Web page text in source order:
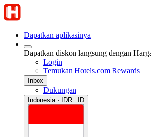
Dapatkan aplikasinya
Dapatkan diskon langsung dengan
Login
Temukan Hotels.com Rewards
Inbox
Dukungan
Indonesia · IDR · ID